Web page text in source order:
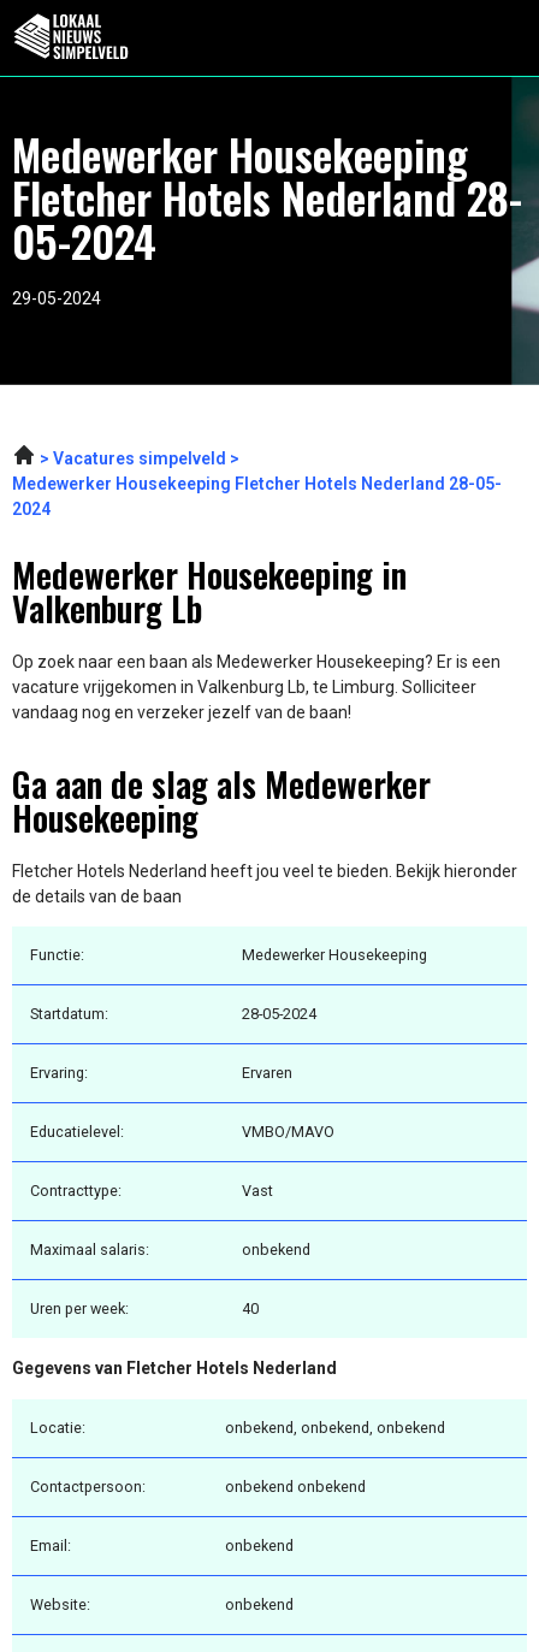
Medewerker Housekeeping
Fletcher Hotels Nederland 28-
05-2024
29-05-2024
Vacatures simpelveld
Medewerker Housekeeping Fletcher Hotels Nederland 28-05-
2024
Medewerker Housekeeping in
Valkenburg Lb
Op zoek naar een baan als Medewerker Housekeeping? Er is een
vacature vrijgekomen in Valkenburg Lb, te Limburg. Solliciteer
vandaag nog en verzeker jezelf van de baan!
Ga aan de slag als Medewerker
Housekeeping
Fletcher Hotels Nederland heeft jou veel te bieden. Bekijk hieronder
de details van de baan
Functie: Medewerker Housekeeping
Startdatum: 28-05-2024
Ervaring: Ervaren
Educatielevel: VMBO/MAVO
Contracttype: Vast
Maximaal salaris: onbekend
Uren per week: 40
Gegevens van Fletcher Hotels Nederland
Locatie: onbekend, onbekend, onbekend
Contactpersoon: onbekend onbekend
Email: onbekend
Website: onbekend